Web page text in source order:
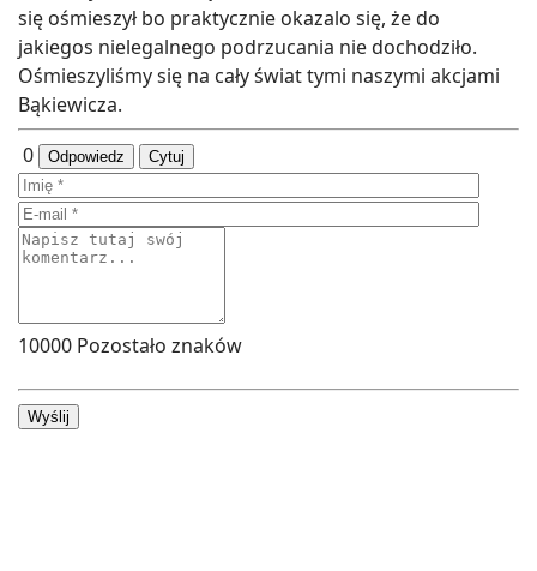
się ośmieszył bo praktycznie okazalo się, że do
jakiegos nielegalnego podrzucania nie dochodziło.
Ośmieszyliśmy się na cały świat tymi naszymi akcjami
Bąkiewicza.
0
Odpowiedz Cytuj
10000 Pozostało znaków
Wyślij